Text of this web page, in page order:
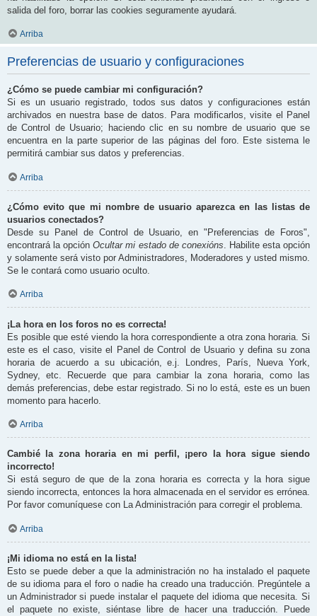
salida del foro, borrar las cookies seguramente ayudará.
Arriba
Preferencias de usuario y configuraciones
¿Cómo se puede cambiar mi configuración?
Si es un usuario registrado, todos sus datos y configuraciones están
archivados en nuestra base de datos. Para modificarlos, visite el Panel
de Control de Usuario; haciendo clic en su nombre de usuario que se
encuentra en la parte superior de las páginas del foro. Este sistema le
permitirá cambiar sus datos y preferencias.
Arriba
¿Cómo evito que mi nombre de usuario aparezca en las listas de
usuarios conectados?
Desde su Panel de Control de Usuario, en "Preferencias de Foros",
encontrará la opciónOcultar mi estado de conexións . Habilite esta opción
y solamente será visto por Administradores, Moderadores y usted mismo.
Se le contará como usuario oculto.
Arriba
¡La hora en los foros no es correcta!
Es posible que esté viendo la hora correspondiente a otra zona horaria. Si
este es el caso, visite el Panel de Control de Usuario y defina su zona
horaria de acuerdo a su ubicación, e.j. Londres, París, Nueva York,
Sydney, etc. Recuerde que para cambiar la zona horaria, como las
demás preferencias, debe estar registrado. Si no lo está, este es un buen
momento para hacerlo.
Arriba
Cambié la zona horaria en mi perfil, ¡pero la hora sigue siendo
incorrecto!
Si está seguro de que de la zona horaria es correcta y la hora sigue
siendo incorrecta, entonces la hora almacenada en el servidor es errónea.
Por favor comuníquese con La Administración para corregir el problema.
Arriba
¡Mi idioma no está en la lista!
Esto se puede deber a que la administración no ha instalado el paquete
de su idioma para el foro o nadie ha creado una traducción. Pregúntele a
un Administrador si puede instalar el paquete del idioma que necesita. Si
el paquete no existe, siéntase libre de hacer una traducción. Puede